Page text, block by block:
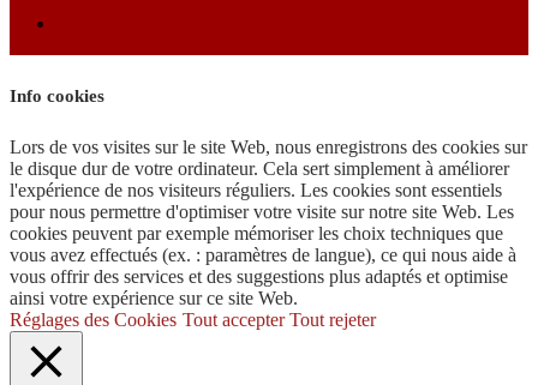
Info cookies
Lors de vos visites sur le site Web, nous enregistrons des cookies sur
le disque dur de votre ordinateur. Cela sert simplement à améliorer
l'expérience de nos visiteurs réguliers. Les cookies sont essentiels
pour nous permettre d'optimiser votre visite sur notre site Web. Les
cookies peuvent par exemple mémoriser les choix techniques que
vous avez effectués (ex. : paramètres de langue), ce qui nous aide à
vous offrir des services et des suggestions plus adaptés et optimise
ainsi votre expérience sur ce site Web.
Réglages des Cookies Tout accepter Tout rejeter